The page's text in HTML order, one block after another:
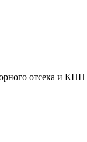
отсека и КПП